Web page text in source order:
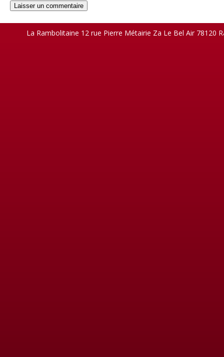
La Rambolitaine 12 rue Pierre Métairie Za Le Bel Air